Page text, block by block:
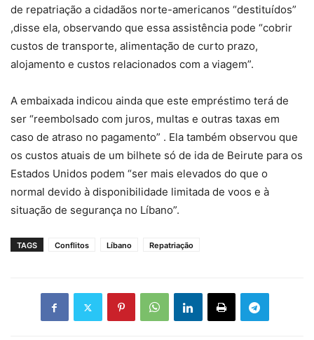
de repatriação a cidadãos norte-americanos “destituídos”
,disse ela, observando que essa assistência pode “cobrir
custos de transporte, alimentação de curto prazo,
alojamento e custos relacionados com a viagem”.
A embaixada indicou ainda que este empréstimo terá de
ser “reembolsado com juros, multas e outras taxas em
caso de atraso no pagamento” . Ela também observou que
os custos atuais de um bilhete só de ida de Beirute para os
Estados Unidos podem “ser mais elevados do que o
normal devido à disponibilidade limitada de voos e à
situação de segurança no Líbano”.
TAGS Conflitos Líbano Repatriação